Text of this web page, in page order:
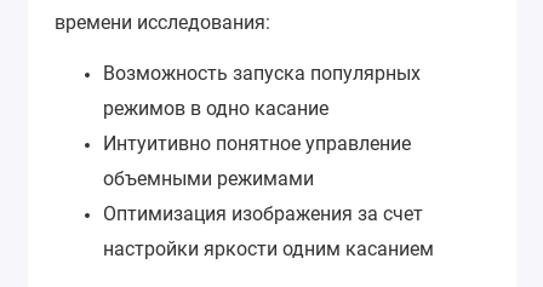
времени исследования:
Возможность запуска популярных
режимов в одно касание
Интуитивно понятное управление
объемными режимами
Оптимизация изображения за счет
настройки яркости одним касанием